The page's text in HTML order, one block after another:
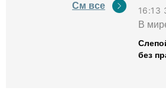
См все
16:13
В
без